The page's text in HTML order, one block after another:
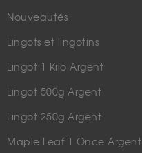
Nouveautés
Lingots et lingotins
Lingot 1 Kilo Argent
Lingot 500g Argent
Lingot 250g Argent
Maple Leaf 1 Once Argent